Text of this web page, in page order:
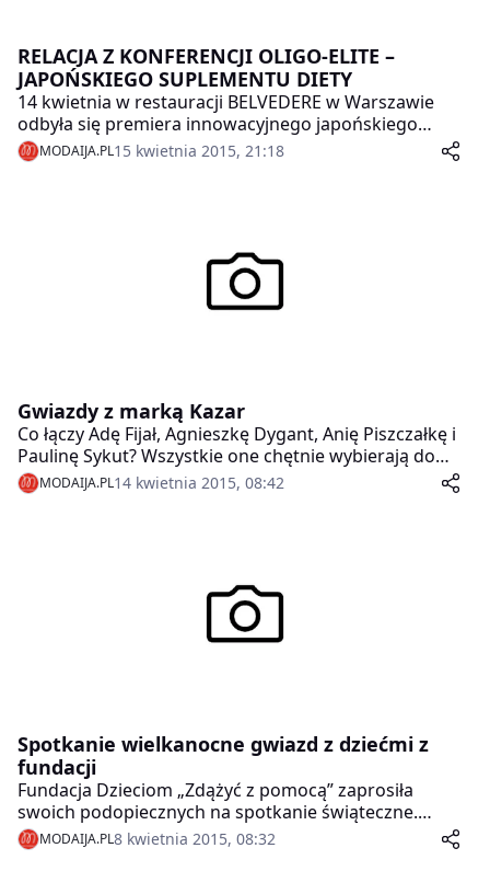
RELACJA Z KONFERENCJI OLIGO-ELITE –
JAPOŃSKIEGO SUPLEMENTU DIETY
14 kwietnia w restauracji BELVEDERE w Warszawie
odbyła się premiera innowacyjnego japońskiego
suplementu diety OLIGO-ELITE. Podczas konferencji
dziennikarze na chwilę mogli przenieść się na odległą i
MODAIJA.PL15 kwietnia 2015, 21:18
Gwiazdy z marką Kazar
Co łączy Adę Fijał, Agnieszkę Dygant, Anię Piszczałkę i
Paulinę Sykut? Wszystkie one chętnie wybierają do
stylizacji na czerwony dywan buty czy torebki damskie
marki Kazar.
MODAIJA.PL14 kwietnia 2015, 08:42
Spotkanie wielkanocne gwiazd z dziećmi z
fundacji
Fundacja Dzieciom „Zdążyć z pomocą” zaprosiła
swoich podopiecznych na spotkanie świąteczne.
Można było zrobić swoją pisankę, zajączka czy
mazurka, pomagały dzieciom znane osoby.
MODAIJA.PL8 kwietnia 2015, 08:32